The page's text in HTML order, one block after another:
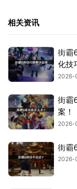
相关资讯
街霸
化技
2026-
街霸
案！
2026-
街霸
2026-